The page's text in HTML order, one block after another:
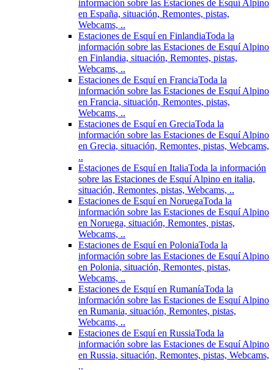
información sobre las Estaciones de Esquí Alpino
en España, situación, Remontes, pistas,
Webcams, ..
Estaciones de Esquí en FinlandiaToda la
información sobre las Estaciones de Esquí Alpino
en Finlandia, situación, Remontes, pistas,
Webcams, ..
Estaciones de Esquí en FranciaToda la
información sobre las Estaciones de Esquí Alpino
en Francia, situación, Remontes, pistas,
Webcams, ..
Estaciones de Esquí en GreciaToda la
información sobre las Estaciones de Esquí Alpino
en Grecia, situación, Remontes, pistas, Webcams,
..
Estaciones de Esquí en ItaliaToda la información
sobre las Estaciones de Esquí Alpino en italia,
situación, Remontes, pistas, Webcams, ..
Estaciones de Esquí en NoruegaToda la
información sobre las Estaciones de Esquí Alpino
en Noruega, situación, Remontes, pistas,
Webcams, ..
Estaciones de Esquí en PoloniaToda la
información sobre las Estaciones de Esquí Alpino
en Polonia, situación, Remontes, pistas,
Webcams, ..
Estaciones de Esquí en RumaníaToda la
información sobre las Estaciones de Esquí Alpino
en Rumania, situación, Remontes, pistas,
Webcams, ..
Estaciones de Esquí en RussiaToda la
información sobre las Estaciones de Esquí Alpino
en Russia, situación, Remontes, pistas, Webcams,
..